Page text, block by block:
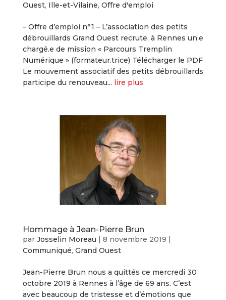
Ouest, Ille-et-Vilaine, Offre d'emploi
– Offre d’emploi n°1 – L’association des petits
débrouillards Grand Ouest recrute, à Rennes un.e
chargé.e de mission « Parcours Tremplin
Numérique » (formateur.trice) Télécharger le PDF
Le mouvement associatif des petits débrouillards
participe du renouveau... lire plus
Hommage à Jean-Pierre Brun
par Josselin Moreau | 8 novembre 2019 |
Communiqué, Grand Ouest
Jean-Pierre Brun nous a quittés ce mercredi 30
octobre 2019 à Rennes à l’âge de 69 ans. C’est
avec beaucoup de tristesse et d’émotions que